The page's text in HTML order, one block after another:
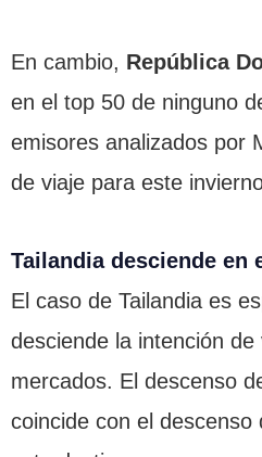
En cambio, República
en el top 50 de ninguno
emisores analizados por
de viaje para este
Tailandia desciende en
El caso de Tailandia es
desciende la intención
mercados. El descenso
coincide con el descenso